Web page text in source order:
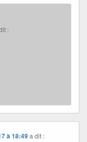
:
à 18:49 a dit :